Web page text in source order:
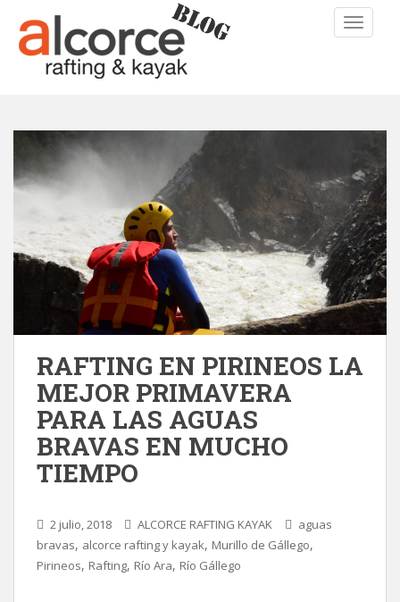
RAFTING EN PIRINEOS LA
MEJOR PRIMAVERA
PARA LAS AGUAS
BRAVAS EN MUCHO
TIEMPO
2 julio, 2018 ALCORCE RAFTING KAYAK
aguas
bravas, alcorce rafting y kayak, Murillo de Gállego,
Pirineos, Rafting, Río Ara, Río Gállego